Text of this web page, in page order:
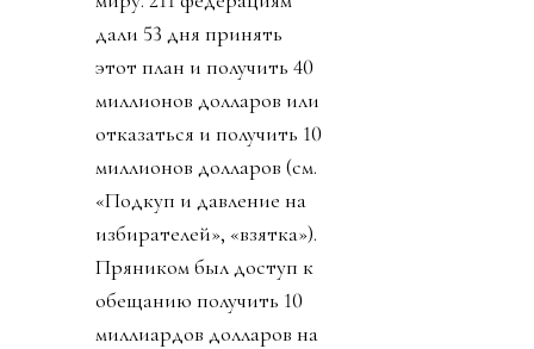
дали 53 дня принять
этот план и получить 40
миллионов долларов или
отказаться и получить 10
миллионов долларов (см.
«Подкуп и давление на
избирателей», «взятка»).
Пряником был доступ к
обещанию получить 10
миллиардов долларов на